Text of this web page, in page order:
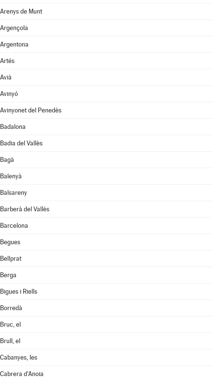
Arenys de Munt
Argençola
Argentona
Artés
Avià
Avinyó
Avinyonet del Penedès
Badalona
Badia del Vallès
Bagà
Balenyà
Balsareny
Barberà del Vallès
Barcelona
Begues
Bellprat
Berga
Bigues i Riells
Borredà
Bruc, el
Brull, el
Cabanyes, les
Cabrera d'Anoia